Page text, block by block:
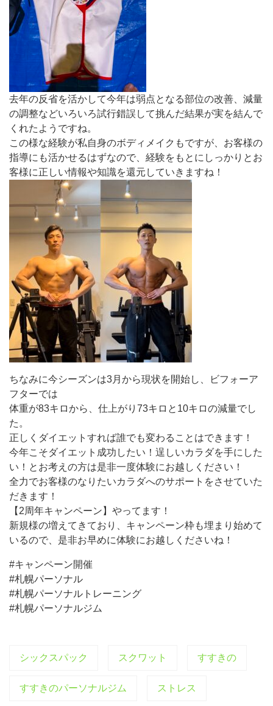
去年の反省を活かして今年は弱点となる部位の改善、減量
の調整などいろいろ試行錯誤して挑んだ結果が実を結んで
くれたようですね。
この様な経験が私自身のボディメイクもですが、お客様の
指導にも活かせるはずなので、経験をもとにしっかりとお
客様に正しい情報や知識を還元していきますね！
ちなみに今シーズンは3月から現状を開始し、ビフォーア
フターでは
体重が83キロから、仕上がり73キロと10キロの減量でし
た。
正しくダイエットすれば誰でも変わることはできます！
今年こそダイエット成功したい！逞しいカラダを手にした
い！とお考えの方は是非一度体験にお越しください！
全力でお客様のなりたいカラダへのサポートをさせていた
だきます！
【2周年キャンペーン】やってます！
新規様の増えてきており、キャンペーン枠も埋まり始めて
いるので、是非お早めに体験にお越しくださいね！
#キャンペーン開催
#札幌パーソナル
#札幌パーソナルトレーニング
#札幌パーソナルジム
シックスパック スクワット すすきの
すすきのパーソナルジム ストレス